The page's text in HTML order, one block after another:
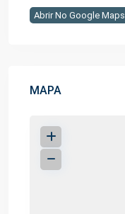
Abrir No Google Maps
MAPA